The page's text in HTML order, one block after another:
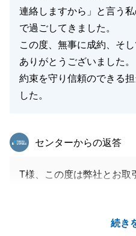
連絡しますから」と言う
で過ごしてきました。
この度、無事に成約、そ
ありがとうございました。
約束を守り信頼のできる
した。
続き
東急リバブル
センターからの返答
T様、この度は弊社とお取
ンジからスタートをさせ